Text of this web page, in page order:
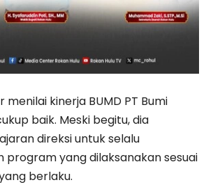
menilai kinerja BUMD PT Bumi
baik. Meski begitu, dia
direksi untuk selalu
yang dilaksanakan sesuai
berlaku.